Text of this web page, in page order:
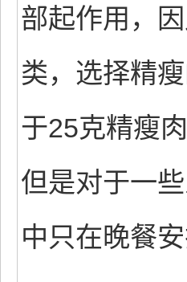
部起作用，
类，选择精
于25克精瘦
但是对于一
中只在晚餐